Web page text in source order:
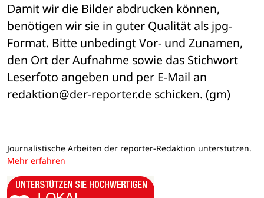
Damit wir die Bilder abdrucken können,
benötigen wir sie in guter Qualität als jpg-
Format. Bitte unbedingt Vor- und Zunamen,
den Ort der Aufnahme sowie das Stichwort
Leserfoto angeben und per E-Mail an
redaktion@der-reporter.de schicken. (gm)
Journalistische Arbeiten der reporter-Redaktion unterstützen.
Mehr erfahren